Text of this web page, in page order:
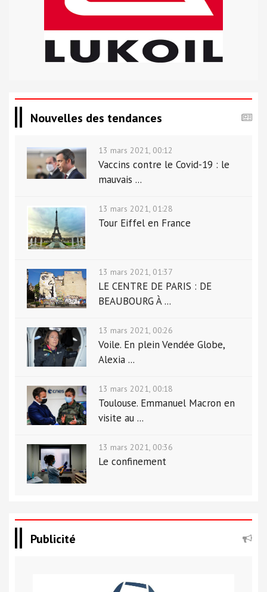
Nouvelles des tendances
13 mars 2021, 00:12
Vaccins contre le Covid-19 : le
mauvais ...
13 mars 2021, 01:28
Tour Eiffel en France
13 mars 2021, 01:37
LE CENTRE DE PARIS : DE
BEAUBOURG À ...
13 mars 2021, 00:26
Voile. En plein Vendée Globe,
Alexia ...
13 mars 2021, 00:18
Toulouse. Emmanuel Macron en
visite au ...
13 mars 2021, 00:36
Le confinement
Publicité